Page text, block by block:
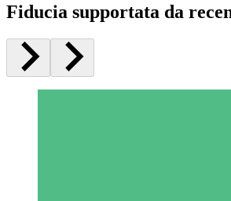
Fiducia supportata da